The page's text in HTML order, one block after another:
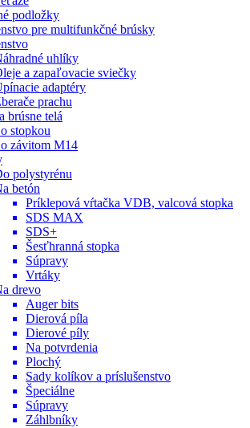
podložky
pre multifunkčné brúsky
uhlíky
a zapaľovacie sviečky
adaptéry
prachu
brúsne telá
stopkou
závitom M14
polystyrénu
betón
Príklepová vŕtačka VDB, valcová stopka
SDS MAX
SDS+
Šesťhranná stopka
Súpravy
Vrtáky
drevo
Auger bits
Dierová píla
Dierové píly
Na potvrdenia
Plochý
Sady kolíkov a príslušenstvo
Špeciálne
Súpravy
Záhlbníky